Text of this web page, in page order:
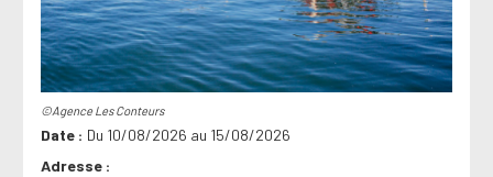
©Agence Les Conteurs
Date
Du 10/08/2026 au 15/08/2026
Adresse